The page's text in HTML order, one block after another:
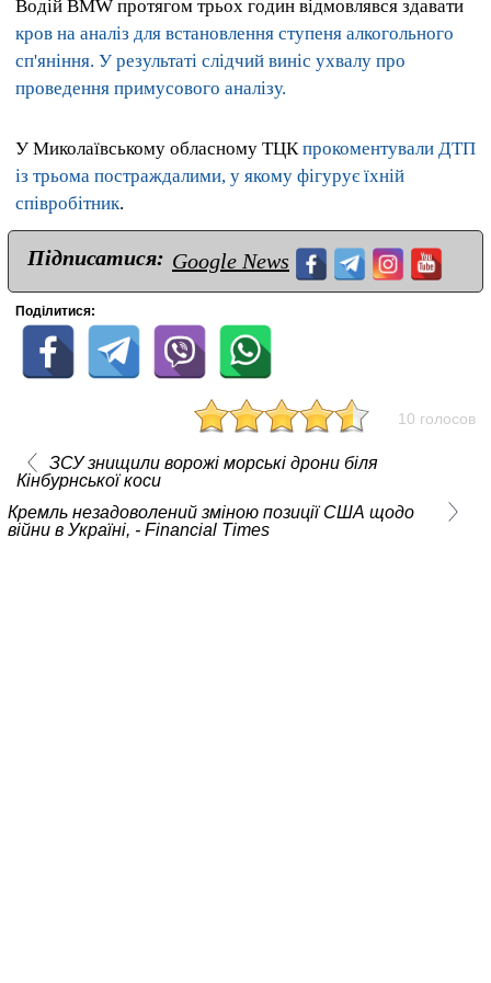
Водій BMW протягом трьох годин відмовлявся здавати
кров на аналіз для встановлення ступеня алкогольного
сп'яніння. У результаті слідчий виніс ухвалу про
проведення примусового аналізу.
У Миколаївському обласному ТЦКпрокоментували ДТП
із трьома постраждалими, у якому фігурує їхній
співробітник.
Підписатися: Google News
Поділитися:
10 голосов
ЗСУ знищили ворожі морські дрони біля
Кінбурнської коси
Кремль незадоволений зміною позиції США щодо
війни в Україні, - Financial Times